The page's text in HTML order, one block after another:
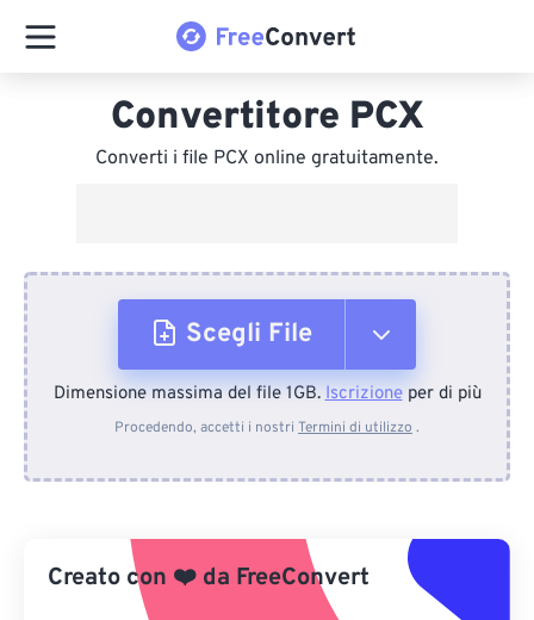
Convertitore PCX
Converti i file PCX online gratuitamente.
Scegli File
Dal dispositivo
Da Google Drive
Dimensione massima del file 1GB.Iscrizioneper di più
Procedendo, accetti i nostri Termini di utilizzo .
Creato con ❤️ da FreeConvert